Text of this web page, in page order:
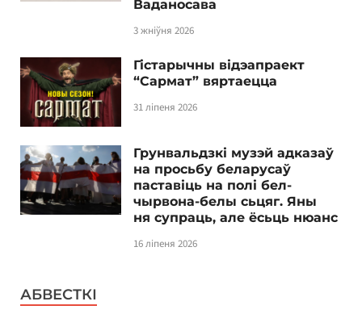
Ваданосава
3 жніўня 2026
Гістарычны відэапраект
“Сармат” вяртаецца
31 ліпеня 2026
Грунвальдзкі музэй адказаў
на просьбу беларусаў
паставіць на полі бел-
чырвона-белы сьцяг. Яны
ня супраць, але ёсьць нюанс
16 ліпеня 2026
АБВЕСТКІ